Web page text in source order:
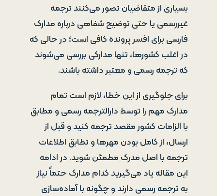
بسیاری از متقاضیان تصور می‌کنند ترجمه
غیررسمی یا حتی توضیح شفاهی درباره مدارک
فارسی برای افسر پرونده کافی است؛ در حالی که
در اغلب کشورها، تنها مدارکی بررسی می‌شوند
که ترجمه رسمی و معتبر داشته باشند.
برای جلوگیری از این خطا، لازم است تمام
مدارک مهم را توسط دارالترجمه رسمی و مطابق
با الزامات کشور مقصد ترجمه کنید و قبل از
ارسال، از کامل بودن مهرها و تطابق اطلاعات
ترجمه با اصل مدرک مطمئن شوید. در ادامه
این مقاله یاد می‌گیرید کدام مدارک حتماً نیاز
به ترجمه رسمی دارند و چگونه با آماده‌سازی